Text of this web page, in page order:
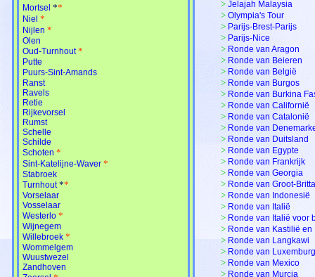
Mortsel **
Niel *
Nijlen *
Olen
Oud-Turnhout *
Putte
Puurs-Sint-Amands
Ranst
Ravels
Retie
Rijkevorsel
Rumst
Schelle
Schilde
Schoten *
Sint-Katelijne-Waver *
Stabroek
Turnhout **
Vorselaar
Vosselaar
Westerlo *
Wijnegem
Willebroek *
Wommelgem
Wuustwezel
Zandhoven
> Jelajah Malaysia
> Olympia's Tour
> Parijs-Brest-Parijs
> Parijs-Nice
> Ronde van Aragon
> Ronde van Beieren
> Ronde van België
> Ronde van Burgos
> Ronde van Burkina
> Ronde van Californië
> Ronde van Catalonië
> Ronde van
> Ronde van Duitsland
> Ronde van Egypte
> Ronde van Frankrijk
> Ronde van Georgia
> Ronde van Groot-
> Ronde van Indonesië
> Ronde van Italië
> Ronde van Italië voor
> Ronde van Kastilië en
> Ronde van Langkawi
> Ronde van Luxemburg
> Ronde van Mexico
> Ronde van Murcia